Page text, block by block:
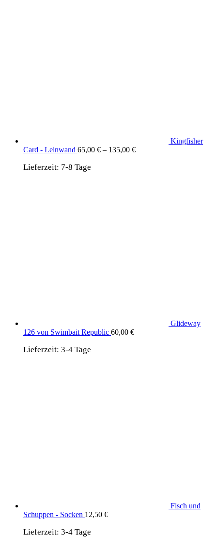
Kingfisher
Card - Leinwand 65,00 € – 135,00 €
Lieferzeit: 7-8 Tage
Glideway
126 von Swimbait Republic 60,00 €
Lieferzeit: 3-4 Tage
Fisch und
Schuppen - Socken 12,50 €
Lieferzeit: 3-4 Tage